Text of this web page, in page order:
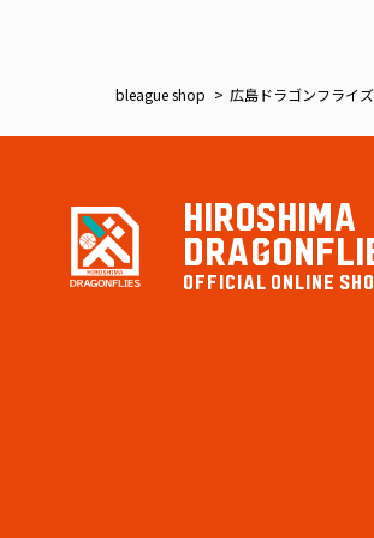
bleague shop 広島ドラゴンフライズ
HIROSHIMA
OFFICIAL ONLINE